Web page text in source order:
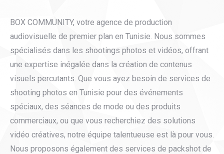
BOX COMMUNITY, votre agence de production
audiovisuelle de premier plan en Tunisie. Nous sommes
spécialisés dans les shootings photos et vidéos, offrant
une expertise inégalée dans la création de contenus
visuels percutants. Que vous ayez besoin de services de
shooting photos en Tunisie pour des événements
spéciaux, des séances de mode ou des produits
commerciaux, ou que vous recherchiez des solutions
vidéo créatives, notre équipe talentueuse est là pour vous.
Nous proposons également des services de packshot de